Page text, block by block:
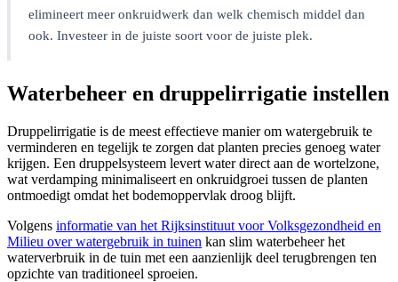
elimineert meer onkruidwerk dan welk chemisch middel dan
ook. Investeer in de juiste soort voor de juiste plek.
Waterbeheer en druppelirrigatie instellen
Druppelirrigatie is de meest effectieve manier om watergebruik te
verminderen en tegelijk te zorgen dat planten precies genoeg water
krijgen. Een druppelsysteem levert water direct aan de wortelzone,
wat verdamping minimaliseert en onkruidgroei tussen de planten
ontmoedigt omdat het bodemoppervlak droog blijft.
Volgens informatie van het Rijksinstituut voor Volksgezondheid en
Milieu over watergebruik in tuinen kan slim waterbeheer het
waterverbruik in de tuin met een aanzienlijk deel terugbrengen ten
opzichte van traditioneel sproeien.